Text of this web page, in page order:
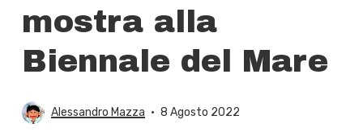
mostra alla
Biennale del Mare
Alessandro Mazza 8 Agosto 2022